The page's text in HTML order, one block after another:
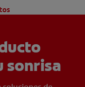
sonrisa